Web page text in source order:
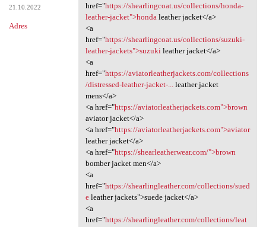
21.10.2022
Adres
href="https://shearlingcoat.us/collections/honda-
leather-jacket">hondaleather jacket</a>
<a
href="https://shearlingcoat.us/collections/suzuki-
leather-jackets">suzukileather jacket</a>
<a
href="https://aviatorleatherjackets.com/collections
/distressed-leather-jacket-...leather jacket
mens</a>
<a href="https://aviatorleatherjackets.com">brown
aviator jacket</a>
<a href="https://aviatorleatherjackets.com">aviator
leather jacket</a>
<a href="https://shearleatherwear.com/">brown
bomber jacket men</a>
<a
href="https://shearlingleather.com/collections/sued
eleather jackets">suede jacket</a>
<a
href="https://shearlingleather.com/collections/leat